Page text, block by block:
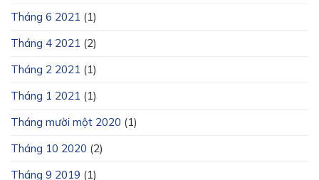
Tháng 6 2021 (1)
Tháng 4 2021 (2)
Tháng 2 2021 (1)
Tháng 1 2021 (1)
Tháng mười một 2020 (1)
Tháng 10 2020 (2)
Tháng 9 2019 (1)